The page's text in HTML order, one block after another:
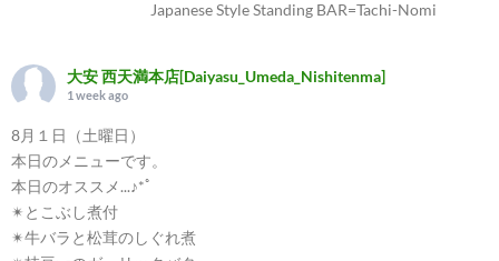
Japanese Style Standing BAR=Tachi-Nomi
大安 西天満本店[Daiyasu_Umeda_Nishitenma]
1 week ago
8月１日（土曜日）
本日のメニューです。
本日のオススメ...♪*ﾟ
✴︎とこぶし煮付
✴︎牛バラと松茸のしぐれ煮